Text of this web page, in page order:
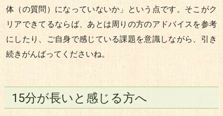
体（の質問）になっていないか」という点です。そこがク
リアできてるならば、あとは周りの方のアドバイスを参考
にしたり、ご自身で感じている課題を意識しながら、引き
続きがんばってくださいね。
15分が長いと感じる方へ